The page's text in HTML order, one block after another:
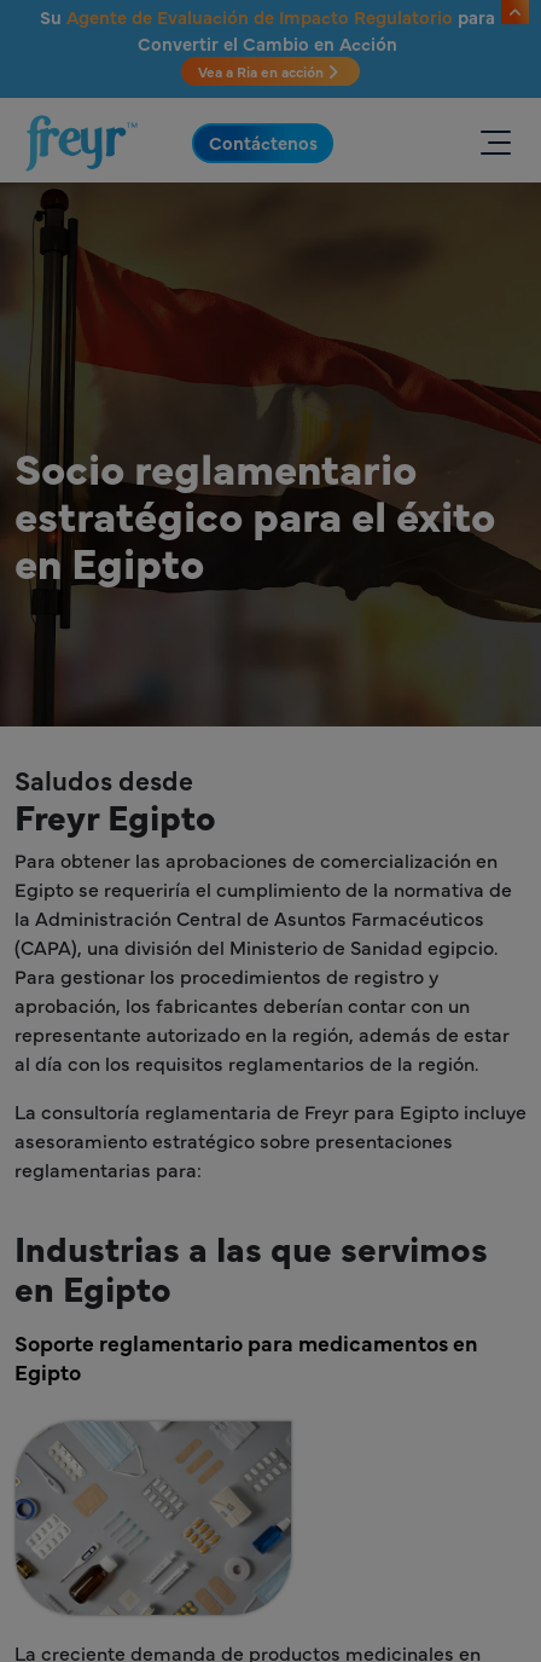
Saltar al contenido principal
Su Agente de Evaluación de Impacto Regulatorio para
Convertir el Cambio en Acción
Vea a Ria en acción
.
Contáctenos
Socio reglamentario
estratégico para el éxito
en Egipto
Saludos desde
Freyr Egipto
Para obtener las aprobaciones de comercialización en
Egipto se requeriría el cumplimiento de la normativa de
la Administración Central de Asuntos Farmacéuticos
(CAPA), una división del Ministerio de Sanidad egipcio.
Para gestionar los procedimientos de registro y
aprobación, los fabricantes deberían contar con un
representante autorizado en la región, además de estar
al día con los requisitos reglamentarios de la región.
La consultoría reglamentaria de Freyr para Egipto incluye
asesoramiento estratégico sobre presentaciones
reglamentarias para:
Industrias a las que servimos
en Egipto
Soporte reglamentario para medicamentos en
Egipto
La creciente demanda de productos medicinales en